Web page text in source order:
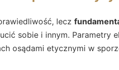
lecz
sobie i innym. Parametry
osądami etycznymi w